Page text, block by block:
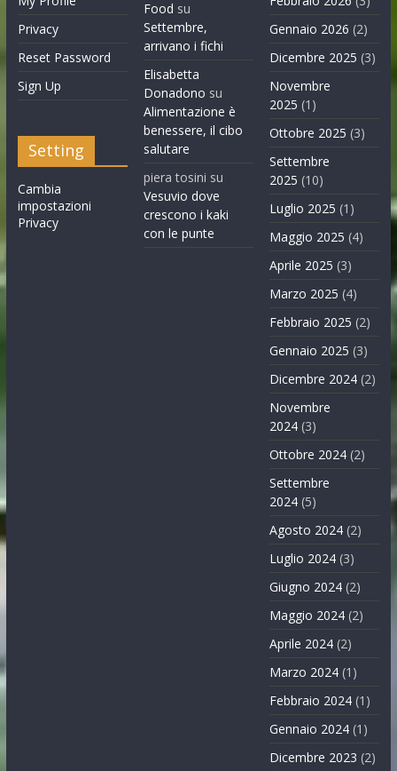
Privacy
Reset Password
Sign Up
Setting
Cambia
impostazioni
Privacy
Food su
Settembre,
arrivano i fichi
Elisabetta
Donadono su
Alimentazione è
benessere, il cibo
salutare
piera tosini su
Vesuvio dove
crescono i kaki
con le punte
Gennaio 2026 (2)
Dicembre 2025 (3)
Novembre
2025 (1)
Ottobre 2025 (3)
Settembre
2025 (10)
Luglio 2025 (1)
Maggio 2025 (4)
Aprile 2025 (3)
Marzo 2025 (4)
Febbraio 2025 (2)
Gennaio 2025 (3)
Dicembre 2024 (2)
Novembre
2024 (3)
Ottobre 2024 (2)
Settembre
2024 (5)
Agosto 2024 (2)
Luglio 2024 (3)
Giugno 2024 (2)
Maggio 2024 (2)
Aprile 2024 (2)
Marzo 2024 (1)
Febbraio 2024 (1)
Gennaio 2024 (1)
Dicembre 2023 (2)